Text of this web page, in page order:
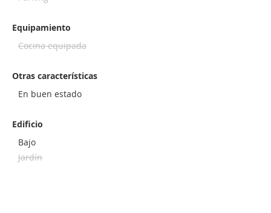
Equipamiento
Cocina equipada
Otras características
En buen estado
Edificio
Bajo
Jardín